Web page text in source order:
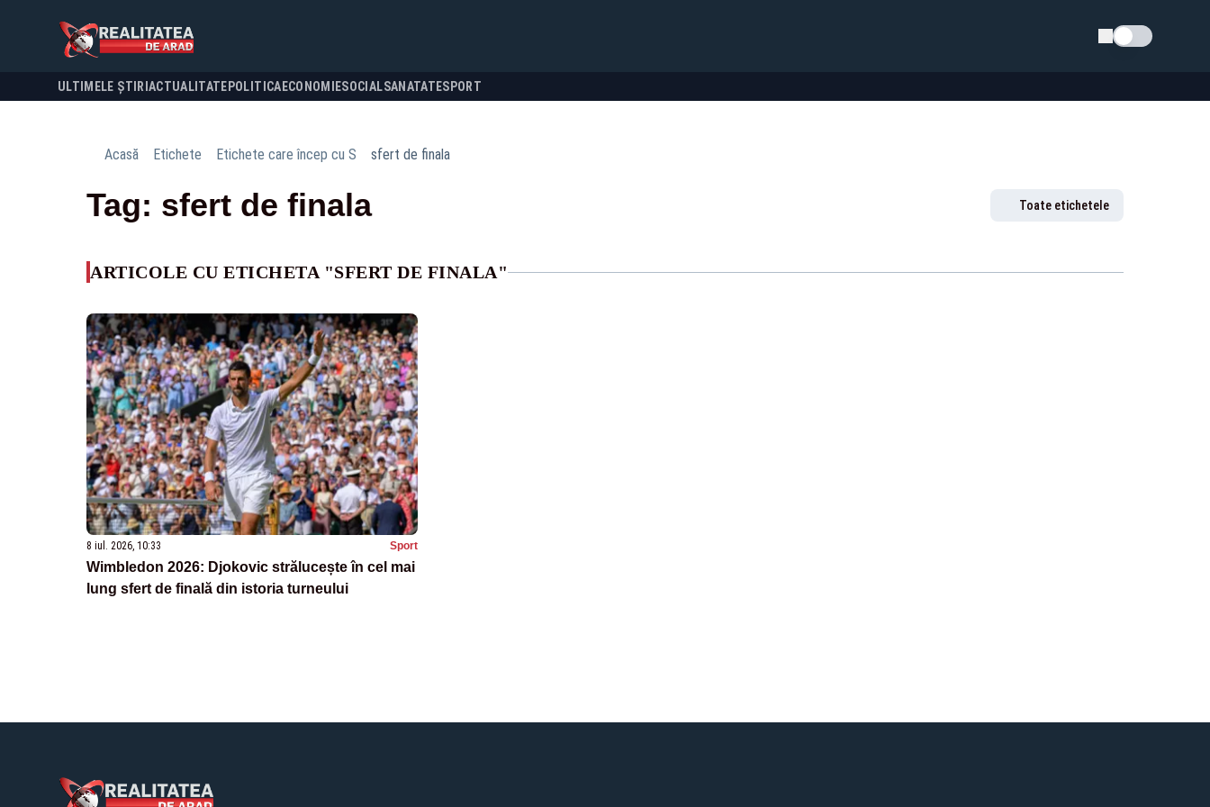
Schimba tema
ULTIMELE ȘTIRI ACTUALITATE POLITICA ECONOMIESOCIALSANATATESPORT
Acasă Etichete Etichete care încep cu S sfert de finala
Tag: sfert de finala Toate etichetele
ARTICOLE CU ETICHETA "SFERT DE FINALA"
8 iul. 2026, 10:33 Sport
Wimbledon 2026: Djokovic strălucește în cel mai
lung sfert de finală din istoria turneului